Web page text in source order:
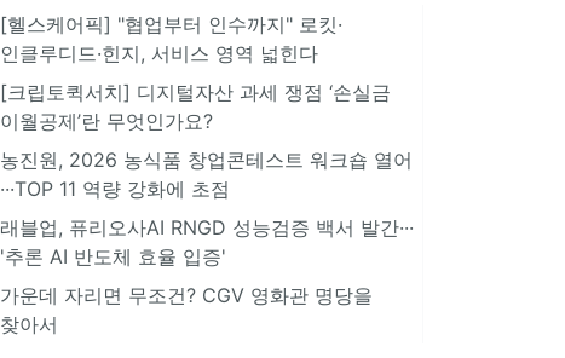
[헬스케어픽] "협업부터 인수까지" 로킷·
인클루디드·힌지, 서비스 영역 넓힌다
[크립토퀵서치] 디지털자산 과세 쟁점 ‘손실금
이월공제’란 무엇인가요?
농진원, 2026 농식품 창업콘테스트 워크숍 열어
···TOP 11 역량 강화에 초점
래블업, 퓨리오사AI RNGD 성능검증 백서 발간···
'추론 AI 반도체 효율 입증'
가운데 자리면 무조건? CGV 영화관 명당을
찾아서